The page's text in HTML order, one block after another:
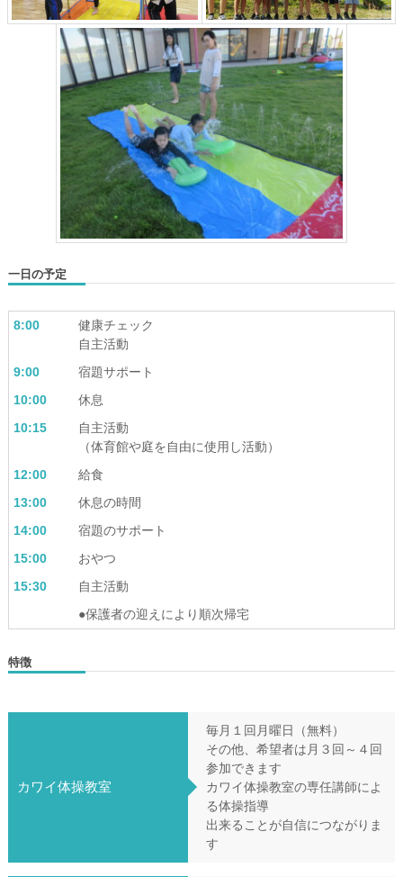
一日の予定
8:00
健康チェック
自主活動
9:00
宿題サポート
10:00
休息
10:15
自主活動
（体育館や庭を自由に使用し活動）
12:00
給食
13:00
休息の時間
14:00
宿題のサポート
15:00
おやつ
15:30
自主活動
●保護者の迎えにより順次帰宅
特徴
カワイ体操教室
毎月１回月曜日（無料）
その他、希望者は月３回～４回
参加できます
カワイ体操教室の専任講師によ
る体操指導
出来ることが自信につながりま
す